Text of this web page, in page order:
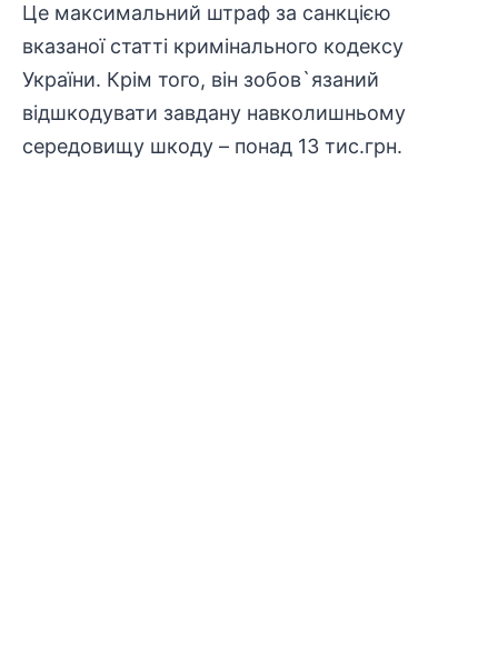
Це максимальний штраф за санкцією
вказаної статті кримінального кодексу
України. Крім того, він зобов`язаний
відшкодувати завдану навколишньому
середовищу шкоду – понад 13 тис.грн.